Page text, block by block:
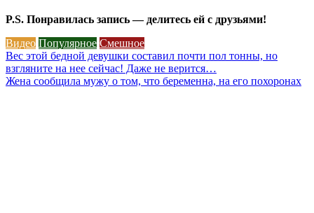
P.S. Понравилась запись — делитесь ей с друзьями!
Видео Популярное Смешное
Навигация
по
Вес этой бедной девушки составил почти пол тонны, но
взгляните на нее сейчас! Даже не верится…
Жена сообщила мужу о том, что беременна, на его похоронах